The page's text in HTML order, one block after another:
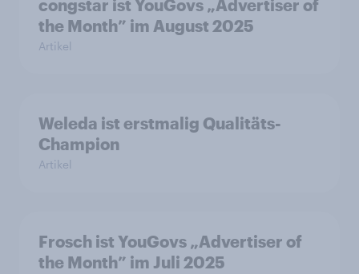
congstar ist YouGovs „Advertiser of
the Month” im August 2025
Artikel
Weleda ist erstmalig Qualitäts-
Champion
Artikel
Frosch ist YouGovs „Advertiser of
the Month” im Juli 2025